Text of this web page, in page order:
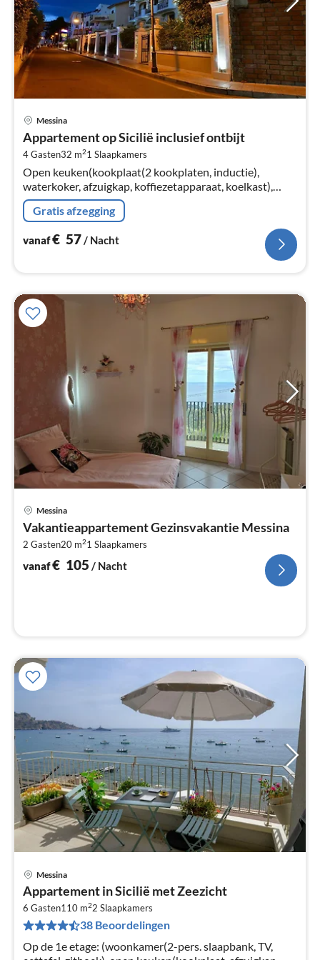
Messina
Appartement op Sicilië inclusief ontbijt
4 Gasten32 m21 Slaapkamers
Open keuken(kookplaat(2 kookplaten, inductie),
waterkoker, afzuigkap, koffiezetapparaat, koelkast),
woon/eetkamer(2-pers. slaapbank, TV, eettafel),
slaapkamer(2-pers. bed)
Gratis afzegging
vanaf€ 57 / Nacht
Messina
Vakantieappartement Gezinsvakantie Messina
2 Gasten20 m21 Slaapkamers
vanaf€ 105 / Nacht
Messina
Appartement in Sicilië met Zeezicht
6 Gasten110 m22 Slaapkamers
38 Beoordelingen
Op de 1e etage: (woonkamer(2-pers. slaapbank, TV,